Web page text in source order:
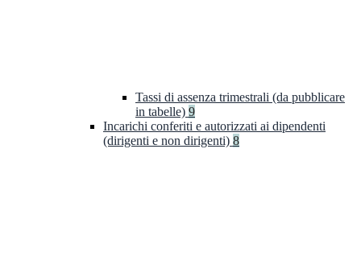
Tassi di assenza trimestrali (da pubblicare
in tabelle) 9
Incarichi conferiti e autorizzati ai dipendenti
(dirigenti e non dirigenti) 8